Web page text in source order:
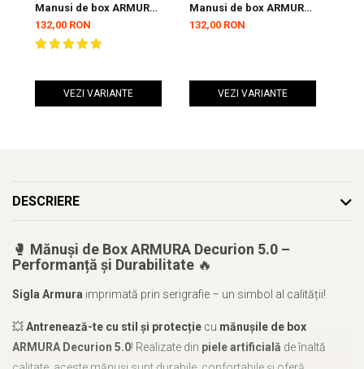
Manusi de box ARMURA
Decurion 5.0 Rosii
132,00 RON
VEZI VARIANTE
Manusi de box ARMURA
Decurion 5.0 Negre
132,00 RON
VEZI VARIANTE
DESCRIERE
🥊 Mănuși de Box ARMURA Decurion 5.0 –
Performanță și Durabilitate 🔥
Sigla Armura imprimată prin serigrafie – un simbol al calității!
💥Antrenează-te cu stil și protecție cu mănușile de box
ARMURA Decurion 5.0! Realizate din piele artificială de înaltă